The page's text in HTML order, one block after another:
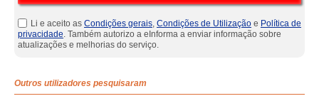
Li e aceito as Condições gerais, Condições de Utilização e Política de
privacidade. Também autorizo a eInforma a enviar informação sobre
atualizações e melhorias do serviço.
Outros utilizadores pesquisaram